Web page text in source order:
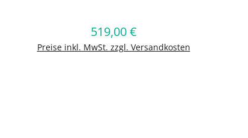
Regulärer Preis:
519,00 €
Preise inkl. MwSt. zzgl. Versandkosten
In den Warenkorb